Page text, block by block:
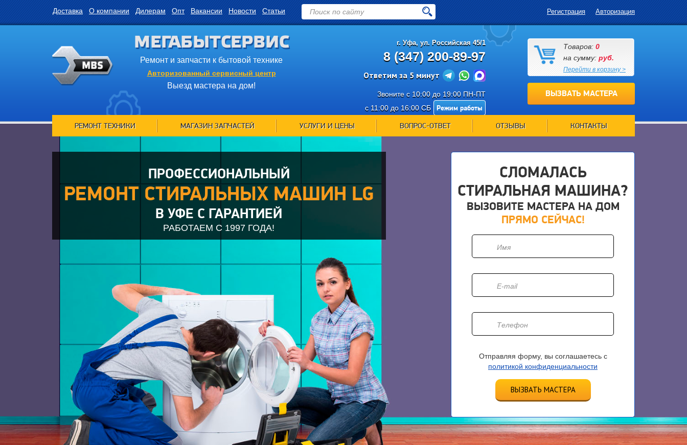
Доставка О компании Дилерам Опт Вакансии Новости Статьи Регистрация Авторизация
МЕГАБЫТСЕРВИС
Ремонт и запчасти к бытовой технике
Авторизованный сервисный центр
Выезд мастера на дом!
г. Уфа, ул. Российская 45/1
8 (347) 200-89-97
Ответим за 5 минут
Звоните с 10:00 до 19:00 ПН-ПТ
с 11:00 до 16:00 СБ
Режим работы
Товаров: 0
на сумму: руб.
Перейти в корзину >
ВЫЗВАТЬ МАСТЕРА
РЕМОНТ ТЕХНИКИ МАГАЗИН ЗАПЧАСТЕЙ УСЛУГИ И ЦЕНЫ ВОПРОС-ОТВЕТ ОТЗЫВЫ КОНТАКТЫ
ПРОФЕССИОНАЛЬНЫЙ
РЕМОНТ СТИРАЛЬНЫХ МАШИН LG
В УФЕ С ГАРАНТИЕЙ
РАБОТАЕМ С 1997 ГОДА!
СЛОМАЛАСЬ
СТИРАЛЬНАЯ МАШИНА?
ВЫЗОВИТЕ МАСТЕРА НА ДОМ
ПРЯМО СЕЙЧАС!
Отправляя форму, вы соглашаетесь с
политикой конфиденциальности
ВЫЗВАТЬ МАСТЕРА